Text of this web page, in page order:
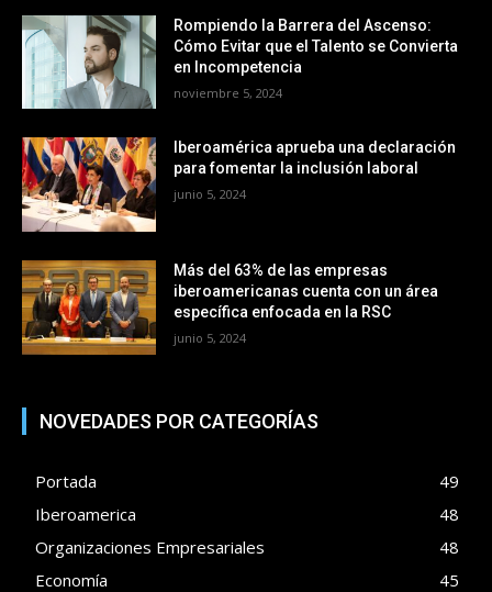
Rompiendo la Barrera del Ascenso:
Cómo Evitar que el Talento se Convierta
en Incompetencia
noviembre 5, 2024
Iberoamérica aprueba una declaración
para fomentar la inclusión laboral
junio 5, 2024
Más del 63% de las empresas
iberoamericanas cuenta con un área
específica enfocada en la RSC
junio 5, 2024
NOVEDADES POR CATEGORÍAS
Portada
49
Iberoamerica
48
Organizaciones Empresariales
48
Economía
45